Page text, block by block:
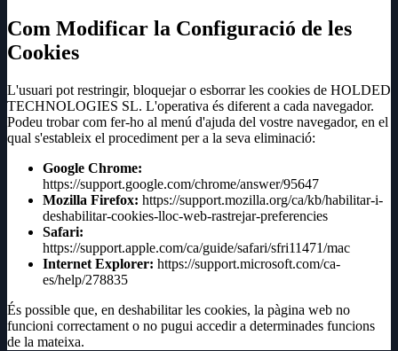
Com Modificar la Configuració de les
Cookies
L'usuari pot restringir, bloquejar o esborrar les cookies de HOLDED
TECHNOLOGIES SL. L'operativa és diferent a cada navegador.
Podeu trobar com fer-ho al menú d'ajuda del vostre navegador, en el
qual s'estableix el procediment per a la seva eliminació:
Google Chrome:
https://support.google.com/chrome/answer/95647
Mozilla Firefox: https://support.mozilla.org/ca/kb/habilitar-i-
deshabilitar-cookies-lloc-web-rastrejar-preferencies
Safari:
https://support.apple.com/ca/guide/safari/sfri11471/mac
Internet Explorer: https://support.microsoft.com/ca-
es/help/278835
És possible que, en deshabilitar les cookies, la pàgina web no
funcioni correctament o no pugui accedir a determinades funcions
de la mateixa.